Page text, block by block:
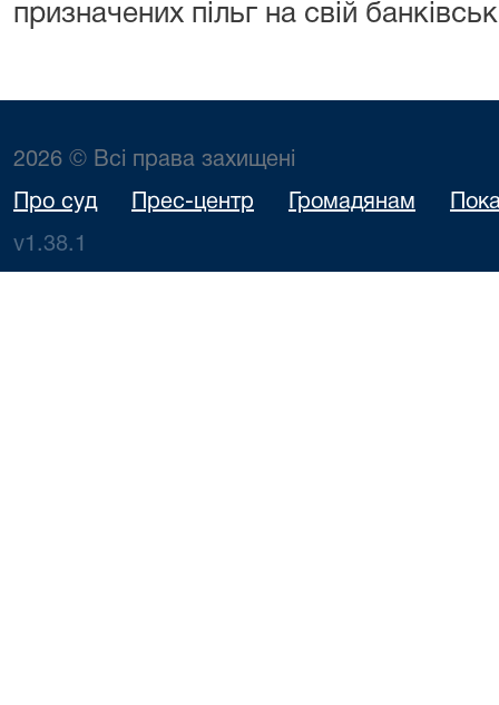
призначених пільг на свій
2026 © Всі права захищені
Про суд Прес-центр Громадянам
v1.38.1